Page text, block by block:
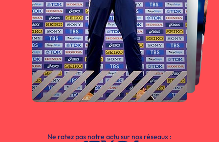
Ne ratez pas notre actu sur nos réseaux :